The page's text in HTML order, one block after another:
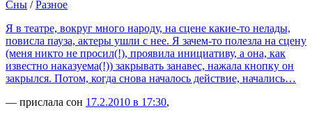
Сны /Разное
Я в театре, вокруг много народу, на сцене какие-то нелады,
повисла пауза, актеры ушли с нее. Я зачем-то полезла на сцену
(меня никто не просил(!), проявила инициативу, а она, как
известно наказуема(!)) закрывать занавес, нажала кнопку он
закрылся. Потом, когда снова началось действие, начались…
— прислала сон 17.2.2010 в 17:30,